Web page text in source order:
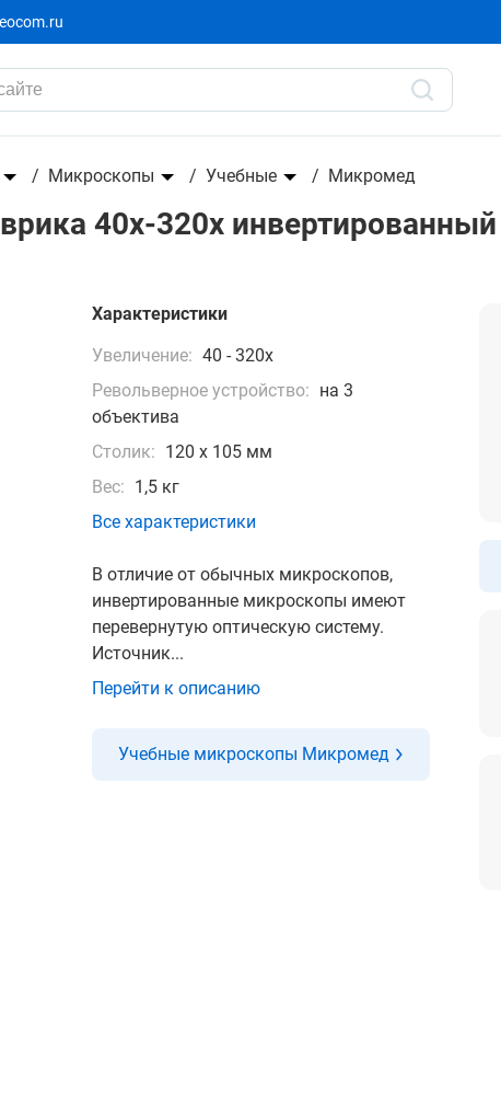
Микроскопы Учебные Микромед
40x-320x
Характеристики
Увеличение: 40 - 320x
Револьверное устройство: на 3
объектива
Столик: 120 х 105 мм
Вес: 1,5 кг
Все характеристики
В отличие от обычных микроскопов,
инвертированные микроскопы имеют
перевернутую оптическую систему.
Источник...
Перейти к описанию
Учебные микроскопы Микромед
(лайм)